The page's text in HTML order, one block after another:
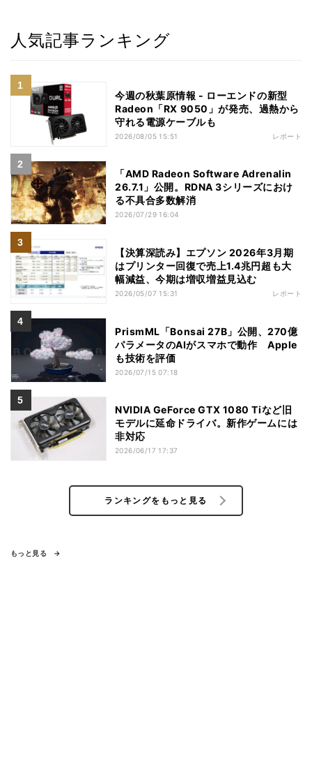
人気記事ランキング
今週の秋葉原情報 - ローエンドの新型
Radeon「RX 9050」が発売、過熱から
守れる電源ケーブルも
2026/08/05 15:51 レポート
「AMD Radeon Software Adrenalin
26.7.1」公開。RDNA 3シリーズにおけ
る不具合多数解消
2026/07/29 16:04
【決算深読み】エプソン 2026年3月期
はプリンター回復で売上1.4兆円超も大
幅減益、今期は増収増益見込む
2026/05/07 15:31 レポート
PrismML「Bonsai 27B」公開、270億
パラメータのAIがスマホで動作 Apple
も技術を評価
2026/07/15 07:18
NVIDIA GeForce GTX 1080 Tiなど旧
モデルに延命ドライバ。新作ゲームには
非対応
2026/06/17 17:37
ランキングをもっと見る
もっと見る